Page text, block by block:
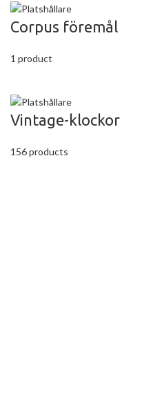
Corpus föremål
1 product
Vintage-klockor
156 products